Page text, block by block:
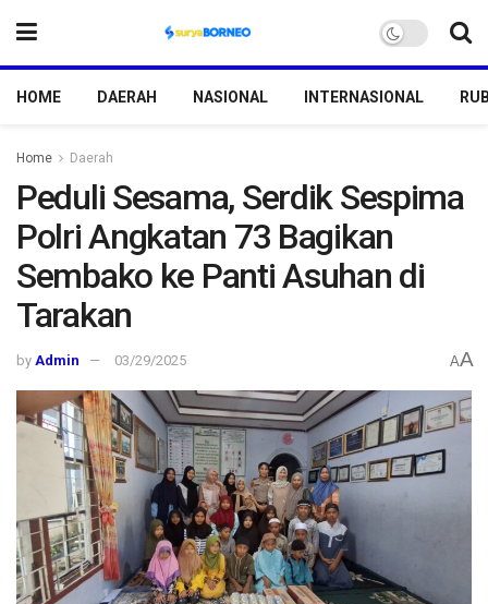
HOME DAERAH NASIONAL INTERNASIONAL
Home Daerah
Peduli Sesama, Serdik Sespima
Polri Angkatan 73 Bagikan
Sembako ke Panti Asuhan di
Tarakan
by Admin 03/29/2025 AA